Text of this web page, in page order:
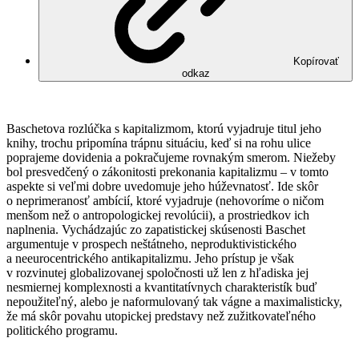
Kopírovať
odkaz
Baschetova rozlúčka s kapitalizmom, ktorú vyjadruje titul jeho
knihy, trochu pripomína trápnu situáciu, keď si na rohu ulice
poprajeme dovidenia a pokračujeme rovnakým smerom. Niežeby
bol presvedčený o zákonitosti prekonania kapitalizmu – v tomto
aspekte si veľmi dobre uvedomuje jeho húževnatosť. Ide skôr
o neprimeranosť ambícií, ktoré vyjadruje (nehovoríme o ničom
menšom než o antropologickej revolúcii), a prostriedkov ich
naplnenia. Vychádzajúc zo zapatistickej skúsenosti Baschet
argumentuje v prospech neštátneho, neproduktivistického
a neeurocentrického antikapitalizmu. Jeho prístup je však
v rozvinutej globalizovanej spoločnosti už len z hľadiska jej
nesmiernej komplexnosti a kvantitatívnych charakteristík buď
nepoužiteľný, alebo je naformulovaný tak vágne a maximalisticky,
že má skôr povahu utopickej predstavy než zužitkovateľného
politického programu.